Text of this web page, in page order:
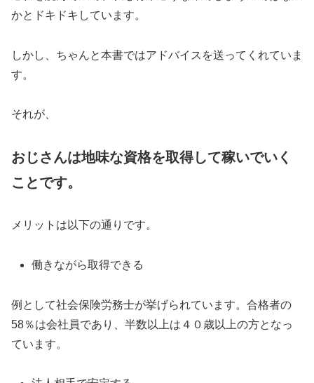
かとドキドキしています。
しかし、ちゃんと本書ではアドバイスを送ってくれていま
す。
それが、
おじさんは地味な資格を取得して稼いでいく
ことです。
メリットは以下の通りです。
働きながら取得できる
例として社会保険労務士が挙げられています。合格者の
58％は会社員であり、半数以上は４０歳以上の方となっ
ています。